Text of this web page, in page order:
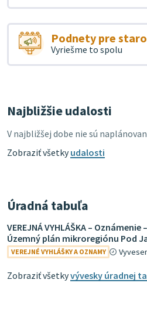
Podnety pre
Vyriešme to spolu
Najbližšie udalosti
V najbližšej dobe nie sú
Zobraziť všetkyudalosti
Úradná tabuľa
VEREJNÁ VYHLÁŠKA –
Územný plán mikroregiónu Pod
VEREJNÉ VYHLÁŠKY A OZNAMY
Zobraziť všetkyvývesky úradnej